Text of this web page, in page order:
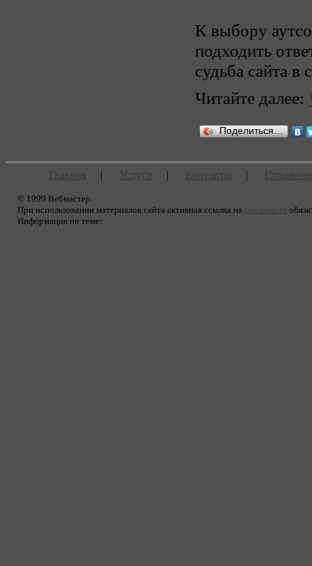
К выбору
подходить
судьба сайта в
Читайте далее:
Поделиться…
Главная | Услуги | Контакты |
© 1999 Вебмастер.
При использовании материалов сайта активная ссылка на site-piter.ru
Информация по теме: